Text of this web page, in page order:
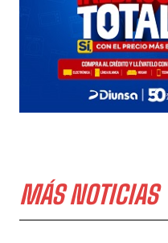
MÁS NOTICIAS